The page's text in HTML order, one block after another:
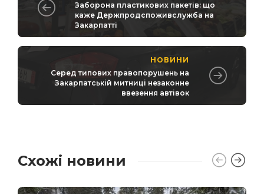
Заборона пластикових пакетів: що
каже Держпродспоживслужба на
Закарпатті
НОВИНИ
Серед типових правопорушень на
Закарпатській митниці незаконне
ввезення автівок
Схожі новини